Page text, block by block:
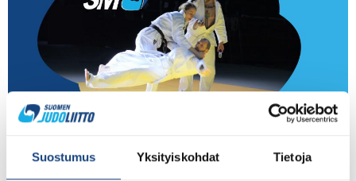
Suostumus Yksityiskohdat Tietoja
”Maan parhaat judokat ottelivat Bläk Boksissa –
Sanoman/Aamulehden tuottama videokooste